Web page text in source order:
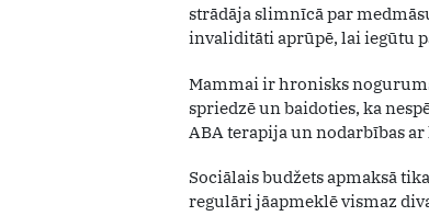
strādāja slimnīcā par
invaliditāti aprūpē, lai iegūtu
Mammai ir hronisks
spriedzē un baidoties, ka
ABA terapija un nodarbības
Sociālais budžets apmaksā
regulāri jāapmeklē vismaz